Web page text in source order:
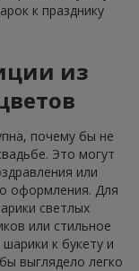
к празднику
из
почему бы не
Это могут
или
оформления. Для
светлых
или стильное
к букету и
выглядело легко